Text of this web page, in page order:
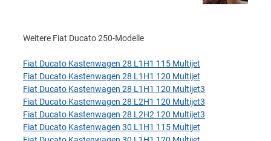
Weitere Fiat Ducato 250-Modelle
Fiat Ducato Kastenwagen 28 L1H1 115 Multijet
Fiat Ducato Kastenwagen 28 L1H1 120 Multijet
Fiat Ducato Kastenwagen 28 L1H1 120 Multijet3
Fiat Ducato Kastenwagen 28 L2H1 120 Multijet3
Fiat Ducato Kastenwagen 28 L2H2 120 Multijet3
Fiat Ducato Kastenwagen 30 L1H1 115 Multijet